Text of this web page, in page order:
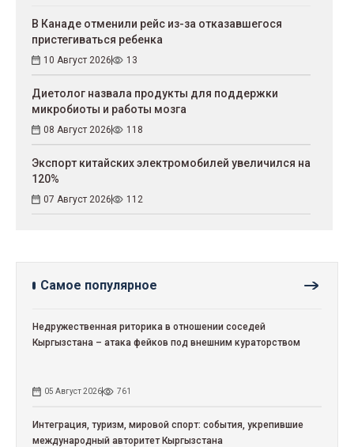
В Канаде отменили рейс из-за отказавшегося
пристегиваться ребенка
10 Август 2026 13
Диетолог назвала продукты для поддержки
микробиоты и работы мозга
08 Август 2026 118
Экспорт китайских электромобилей увеличился на
120%
07 Август 2026 112
Самое популярное
Недружественная риторика в отношении соседей
Кыргызстана – атака фейков под внешним кураторством
05 Август 2026 761
Интеграция, туризм, мировой спорт: события, укрепившие
международный авторитет Кыргызстана